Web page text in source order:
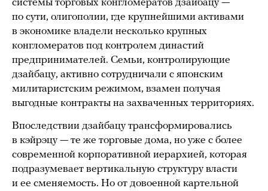
системы торговых конгломератов дзайбацу —
по сути, олигополии, где крупнейшими активами
в экономике владели несколько крупных
конгломератов под контролем династий
предпринимателей. Семьи, контролирующие
дзайбацу, активно сотрудничали с японским
милитаристским режимом, взамен получая
выгодные контракты на захваченных территориях.
Впоследствии дзайбацу трансформировались
в кэйрэцу — те же торговые дома, но уже с более
современной корпоративной иерархией, которая
подразумевает вертикальную структуру власти
и ее сменяемость. Но от довоенной картельной